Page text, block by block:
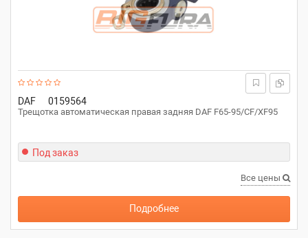
DAF 0159564
Трещотка автоматическая правая задняя DAF F65-95/CF/XF95
Под заказ
Все цены
Подробнее